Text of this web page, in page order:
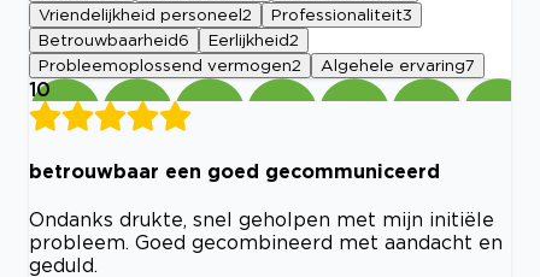
Vriendelijkheid personeel 2 Professionaliteit3
Betrouwbaarheid 6 Eerlijkheid2
Probleemoplossend vermogen2 Algehele ervaring7
10
betrouwbaar een goed gecommuniceerd
Ondanks drukte, snel geholpen met mijn initiële
probleem. Goed gecombineerd met aandacht en
geduld.